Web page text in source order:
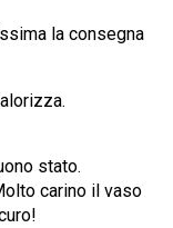
la consegna
stato.
carino il vaso